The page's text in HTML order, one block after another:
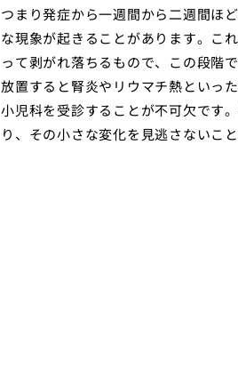
つまり発症から一週間から二週間ほ
な現象が起きることがあります。こ
って剥がれ落ちるもので、この段階
放置すると腎炎やリウマチ熱といっ
小児科を受診することが不可欠です
り、その小さな変化を見逃さないこ